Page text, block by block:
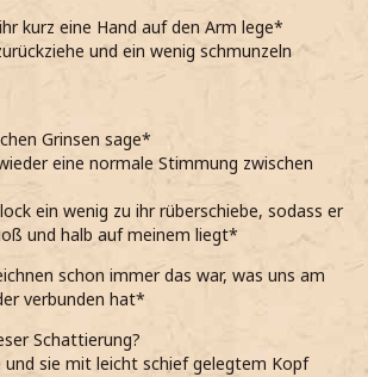
kurz eine Hand auf den Arm lege*
und ein wenig schmunzeln
Grinsen sage*
eine normale Stimmung zwischen
ein wenig zu ihr rüberschiebe, sodass er
und halb auf meinem liegt*
schon immer das war, was uns am
verbunden hat*
Schattierung?
sie mit leicht schief gelegtem Kopf